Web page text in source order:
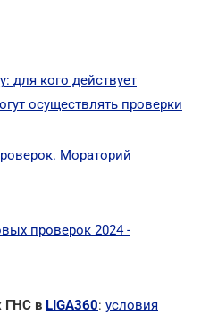
для кого действует
осуществлять проверки
Мораторий
проверок 2024 -
ГНС в LIGA360: условия